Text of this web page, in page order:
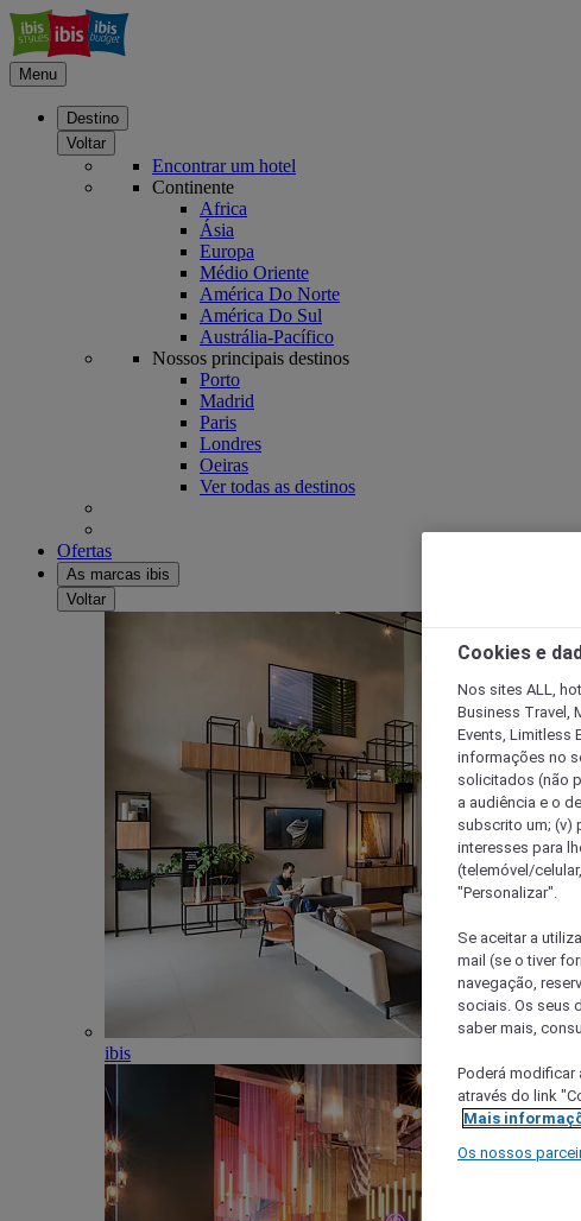
Menu
Destino
Voltar
Encontrar um hotel
Continente
Africa
Ásia
Europa
Médio Oriente
América Do Norte
América Do Sul
Austrália-Pacífico
Nossos principais destinos
Porto
Madrid
Paris
Londres
Oeiras
Ver todas as destinos
Ofertas
As marcas ibis
Voltar
ibis
Cookies e
Nos sites ALL,
Business Travel,
Events, Limitless
informações no
solicitados (não
a audiência e o
subscrito um; (v)
interesses para
(telemóvel/
"Personalizar".
Se aceitar a
mail (se o tiver
navegação,
sociais. Os seus
saber mais,
Poderá modificar
através do link
Mais
Os nossos